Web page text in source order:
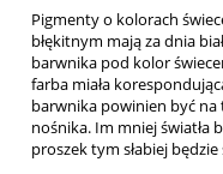
Pigmenty o kolorach
błękitnym mają za dnia
barwnika pod kolor
farba miała
barwnika powinien być na
nośnika. Im mniej światła
proszek tym słabiej będzie